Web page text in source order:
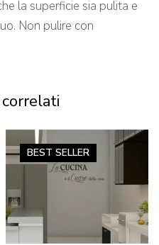
la superficie sia pulita e
Non pulire con
BEST SELLER